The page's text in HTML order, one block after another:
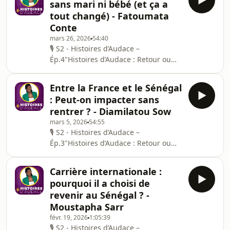
explore les parcours inspirants de
ceux qui ont choisi de s’installer,
revenir ou vivre au Sénégal — qu’ils
soient revenus après des années à
l’étranger ou qu’ils aient fait le choix
de s’ancrer durablement ici. Cette
émission offre un
sans mari ni bébé (et ça a
tout changé) - Fatoumata
Conte
mars 26, 2026 54:40
🎙 S2 - Histoires d’Audace –
Ép.4"Histoires d’Audace : Retour ou
d’émissions et de podcasts qui
explore les parcours inspirants de
ceux qui ont choisi de s’installer,
revenir ou vivre au Sénégal — qu’ils
soient revenus après des années à
l’étranger ou qu’ils aient fait le choix
de s’ancrer durablement ici. Cette
émission offre un
Entre la France et le Sénégal
: Peut-on impacter sans
rentrer ? - Diamilatou Sow
mars 5, 2026 54:55
🎙 S2 - Histoires d’Audace –
Ép.3"Histoires d’Audace : Retour ou
d’émissions et de podcasts qui
explore les parcours inspirants de
ceux qui ont choisi de s’installer,
revenir ou vivre au Sénégal — qu’ils
soient revenus après des années à
Carrière internationale :
pourquoi il a choisi de
revenir au Sénégal ? -
Moustapha Sarr
févr. 19, 2026 1:05:39
🎙 S2 - Histoires d’Audace –